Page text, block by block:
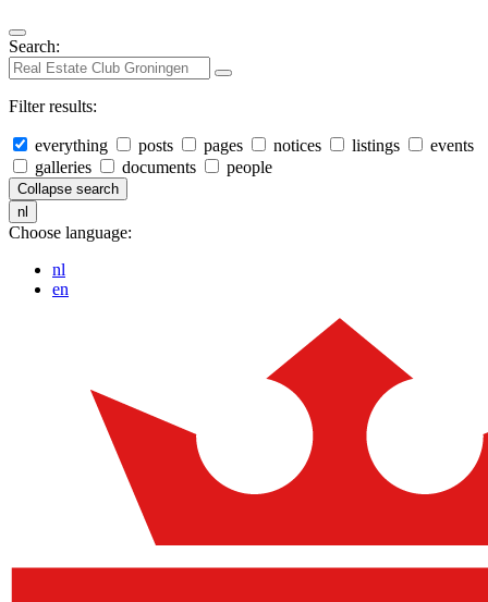
Search:
Filter results:
everything posts pages notices listings
events
galleries
documents people
Collapse search
nl
Choose language:
nl
en